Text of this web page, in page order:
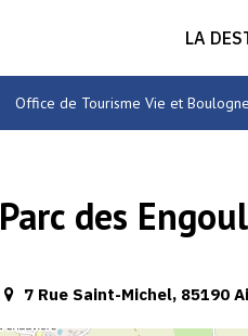
LA
Office de Tourisme Vie et Boulogne
Parc des
7 Rue Saint-Michel, 85190